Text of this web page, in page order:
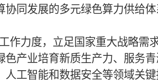
协同发展的多元绿色算力供给
作力度，立足国家重大战略需
产业培育新质生产力、服务
工智能和数据安全等领域关